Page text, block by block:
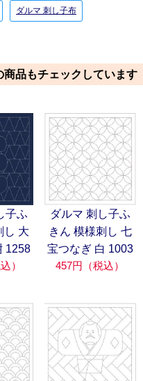
ダルマ 刺し子布
品もチェックしています
子ふ
し 大
1258
）
ダルマ 刺し子ふ
きん 模様刺し 七
宝つなぎ 白 1003
457円（税込）